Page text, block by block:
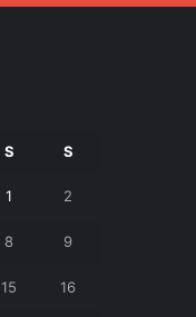
S S
1 2
8 9
15 16